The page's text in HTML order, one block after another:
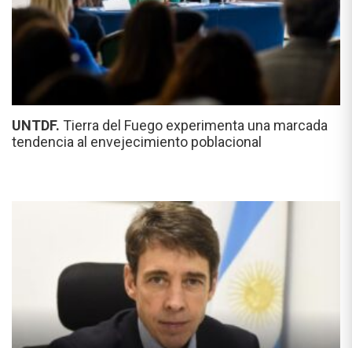
UNTDF. Tierra del Fuego experimenta una marcada
tendencia al envejecimiento poblacional